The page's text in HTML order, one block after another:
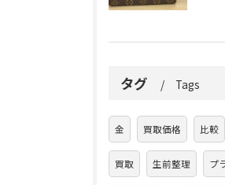
タグ Tags
金 買取価格 比較
買取 生前整理 プ